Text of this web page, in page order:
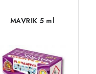
MAVRIK 5 ml